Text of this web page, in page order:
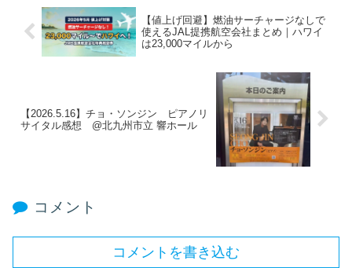
【値上げ回避】燃油サーチャージなしで
使えるJAL提携航空会社まとめ｜ハワイ
は23,000マイルから
【2026.5.16】チョ・ソンジン ピアノリ
サイタル感想 @北九州市立 響ホール
コメント
コメントを書き込む